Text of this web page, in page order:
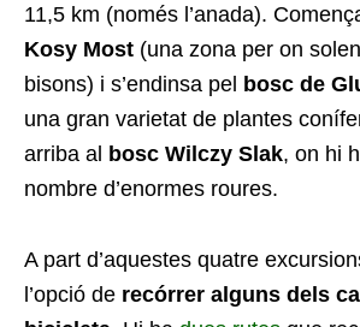
11,5 km (només l’anada).
Kosy Most (una zona per on
bisons) i s’endinsa pel bosc de
una gran varietat de plantes
arriba al bosc Wilczy Slak, on hi
nombre d’enormes roures.
A part d’aquestes quatre
l’opció de recórrer alguns dels